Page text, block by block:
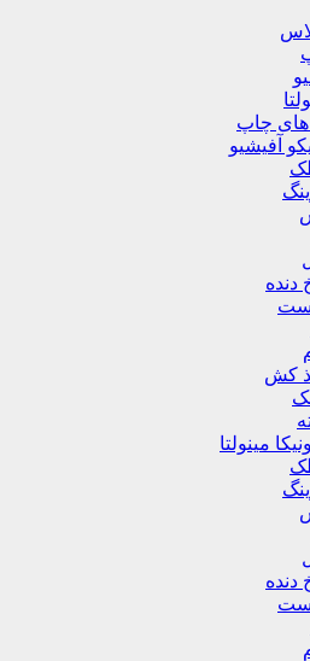
چاپ
آفیشیو
دنده
کش
مینولتا
دنده